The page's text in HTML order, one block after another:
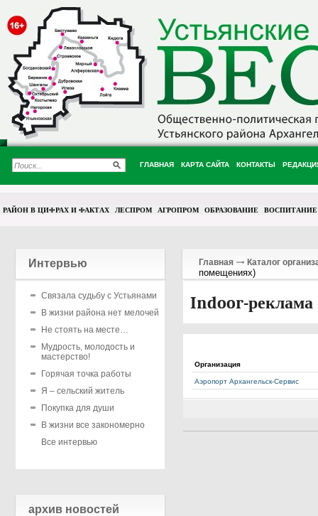
ГЛАВНАЯ КАРТА САЙТА КОНТАКТЫ
РАЙОН В ЦИФРАХ И ФАКТАХ ЛЕСПРОМ АГРОПРОМ ОБРАЗОВАНИЕ ВОСПИТАНИЕ
Интервью
Связала судьбу с Устьянами
В жизни района нет мелочей
Не стоять на месте…
Мудрость, молодость и
мастерство!
Горячая точка работы
Я – сельский житель
Покупка для души
В жизни все закономерно
Все интервью
архив новостей
Главная Каталог
помещениях)
Indoor-реклама
Организация
Аэропорт Архангельск-Сервис